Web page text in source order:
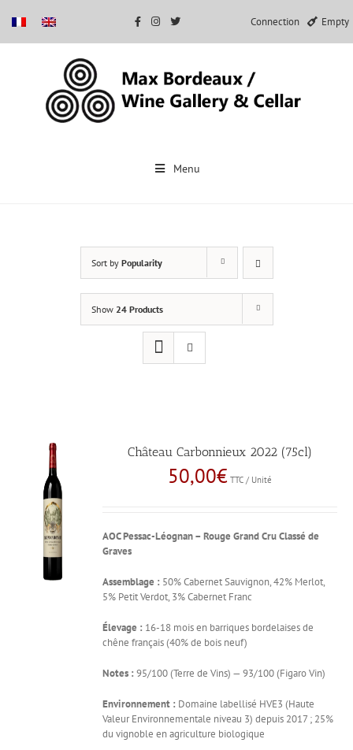
Connection Empty
Menu
Sort by Popularity
Show 24 Products
Château Carbonnieux 2022 (75cl)
50,00€ TTC / Unité
AOC Pessac-Léognan – Rouge Grand Cru Classé de
Graves
Assemblage : 50% Cabernet Sauvignon, 42% Merlot,
5% Petit Verdot, 3% Cabernet Franc
Élevage : 16-18 mois en barriques bordelaises de
chêne français (40% de bois neuf)
Notes : 95/100 (Terre de Vins) — 93/100 (Figaro Vin)
Environnement : Domaine labellisé HVE3 (Haute
Valeur Environnementale niveau 3) depuis 2017 ; 25%
du vignoble en agriculture biologique